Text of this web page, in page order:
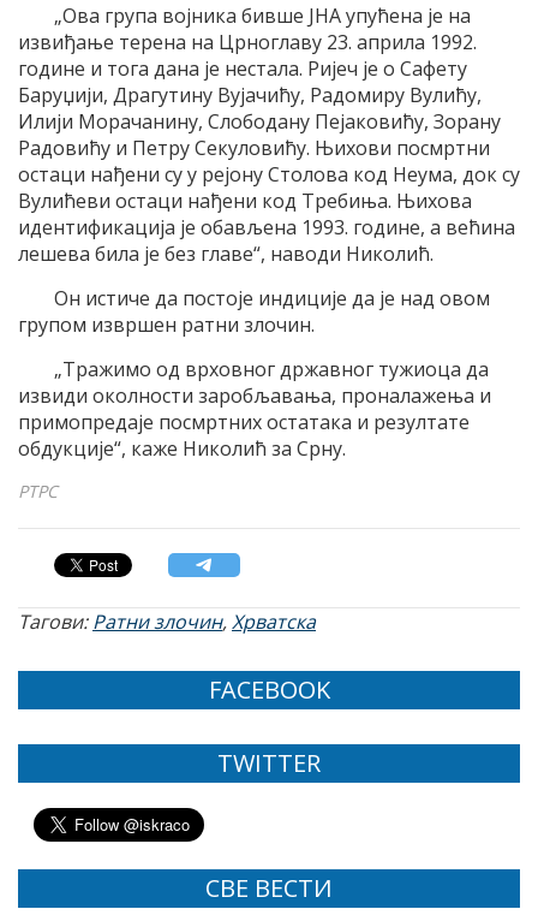
„Ова група војника бивше ЈНА упућена је на
извиђање терена на Црноглаву 23. априла 1992.
године и тога дана је нестала. Ријеч је о Сафету
Баруџији, Драгутину Вујачићу, Радомиру Вулићу,
Илији Морачанину, Слободану Пејаковићу, Зорану
Радовићу и Петру Секуловићу. Њихови посмртни
остаци нађени су у рејону Столова код Неума, док су
Вулићеви остаци нађени код Требиња. Њихова
идентификација је обављена 1993. године, а већина
лешева била је без главе“, наводи Николић.
Он истиче да постоје индиције да је над овом
групом извршен ратни злочин.
„Тражимо од врховног државног тужиоца да
извиди околности заробљавања, проналажења и
примопредаје посмртних остатака и резултате
обдукције“, каже Николић за Срну.
РТРС
Тагови:Ратни злочин,Хрватска
FACEBOOK
TWITTER
СВЕ ВЕСТИ